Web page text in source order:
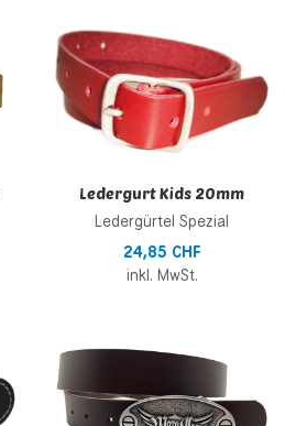
Zur Wunschliste hinzufügen
Zur Vergleichsliste hinzufügen
Schnellansicht
Ledergurt Kids 20mm
Ledergürtel Spezial
24,85 CHF
inkl. MwSt.
Zur Wunschliste hinzufügen
Zur Vergleichsliste hinzufügen